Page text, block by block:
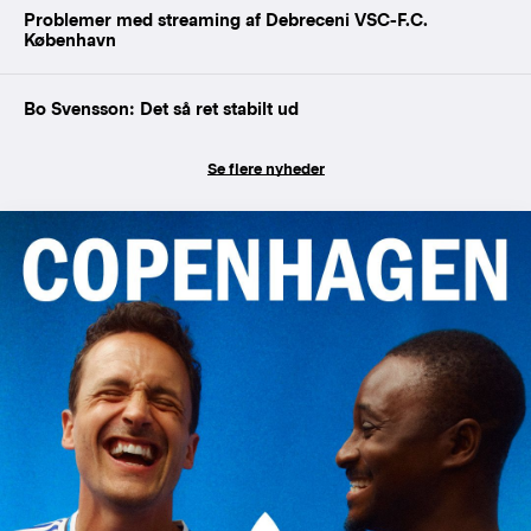
Problemer med streaming af Debreceni VSC-F.C.
København
Bo Svensson: Det så ret stabilt ud
Se flere nyheder